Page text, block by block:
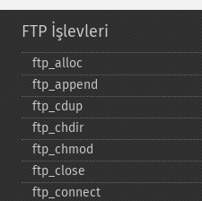
FTP İşlevleri
ftp_​alloc
ftp_​append
ftp_​cdup
ftp_​chdir
ftp_​chmod
ftp_​close
ftp_​connect